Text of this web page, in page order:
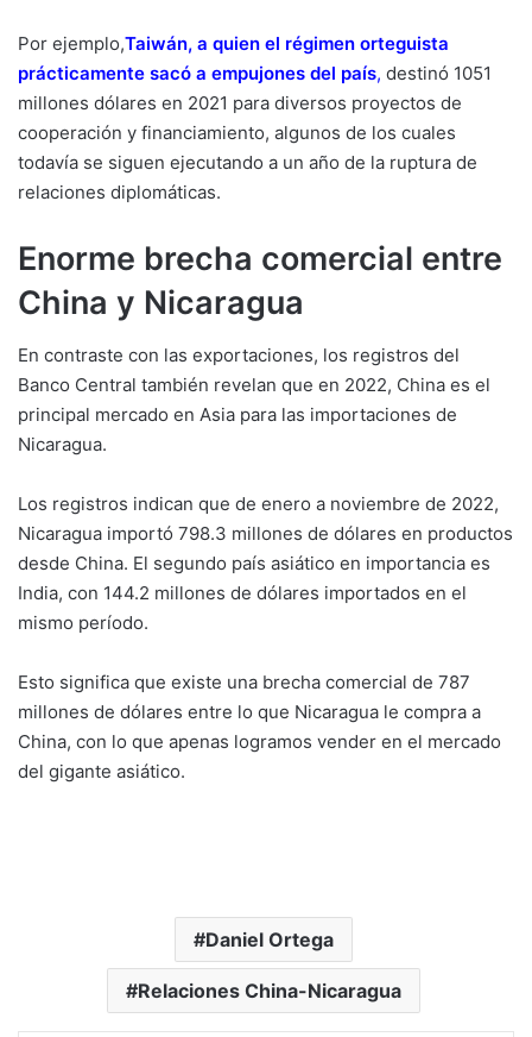
Por ejemplo,Taiwán, a quien el régimen orteguista
prácticamente sacó a empujones del país, destinó 1051
millones dólares en 2021 para diversos proyectos de
cooperación y financiamiento, algunos de los cuales
todavía se siguen ejecutando a un año de la ruptura de
relaciones diplomáticas.
Enorme brecha comercial entre
China y Nicaragua
En contraste con las exportaciones, los registros del
Banco Central también revelan que en 2022, China es el
principal mercado en Asia para las importaciones de
Nicaragua.
Los registros indican que de enero a noviembre de 2022,
Nicaragua importó 798.3 millones de dólares en productos
desde China. El segundo país asiático en importancia es
India, con 144.2 millones de dólares importados en el
mismo período.
Esto significa que existe una brecha comercial de 787
millones de dólares entre lo que Nicaragua le compra a
China, con lo que apenas logramos vender en el mercado
del gigante asiático.
Daniel Ortega
Relaciones China-Nicaragua